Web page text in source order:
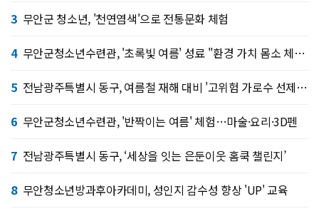
3 무안군 청소년, '천연염색'으로 전통문화 체험
4 무안군청소년수련관, '초록빛 여름' 성료 "환경 가치 몸소 체험"
5 전남광주특별시 동구, 여름철 재해 대비 '고위험 가로수 선제 정비'
6 무안군청소년수련관, '반짝이는 여름' 체험…마술·요리·3D펜
7 전남광주특별시 동구, ‘세상을 잇는 은둔이웃 홈쿡 챌린지’
8 무안청소년방과후아카데미, 성인지 감수성 향상 'UP' 교육